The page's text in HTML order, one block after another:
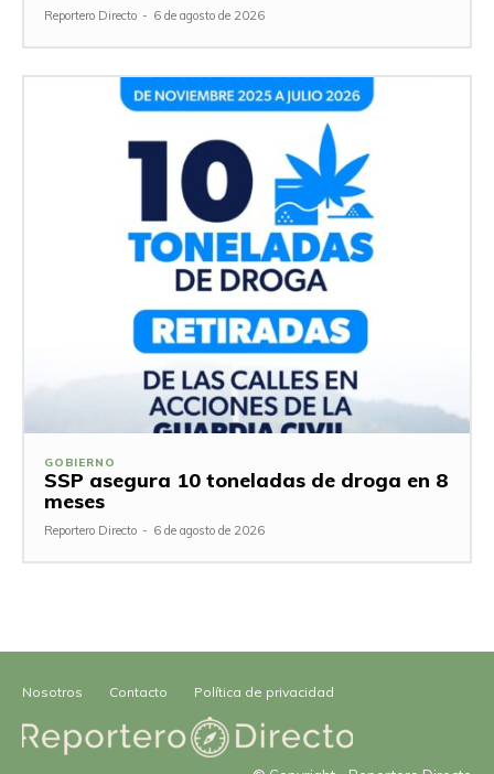
Reportero Directo - 6 de agosto de 2026
GOBIERNO
SSP asegura 10 toneladas de droga en 8
meses
Reportero Directo - 6 de agosto de 2026
Nosotros Contacto Política de privacidad